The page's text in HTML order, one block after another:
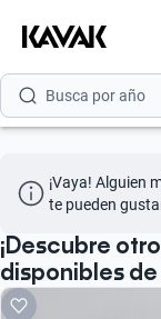
Busca por versión
Busca por año
Busca por
Busca por
Busca por año
¡Vaya! Alguien
te pueden
¡Descubre
disponibles